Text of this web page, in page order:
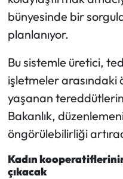
bünyesinde bir
planlanıyor.
Bu sistemle üretici,
işletmeler arasındaki
yaşanan
Bakanlık,
öngörülebilirliği
Kadın
çıkacak